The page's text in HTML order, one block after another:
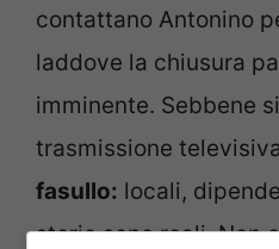
contattano Antonino
laddove la chiusura
imminente. Sebbene
trasmissione
fasullo: locali,
storie sono reali. Non